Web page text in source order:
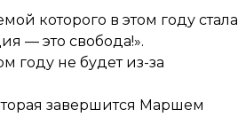
которого в этом году стала
— это свобода!».
году не будет из-за
завершится Маршем